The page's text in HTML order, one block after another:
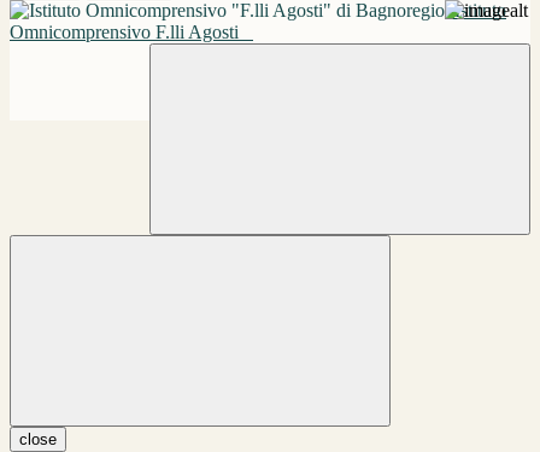
Istituto
Omnicomprensivo F.lli Agosti
close